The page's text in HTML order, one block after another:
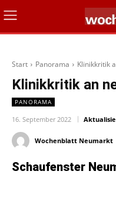
Start Panorama Klinikkritik
Klinikkritik an
PANORAMA
16. September 2022
Wochenblatt Neumarkt
Schaufenster